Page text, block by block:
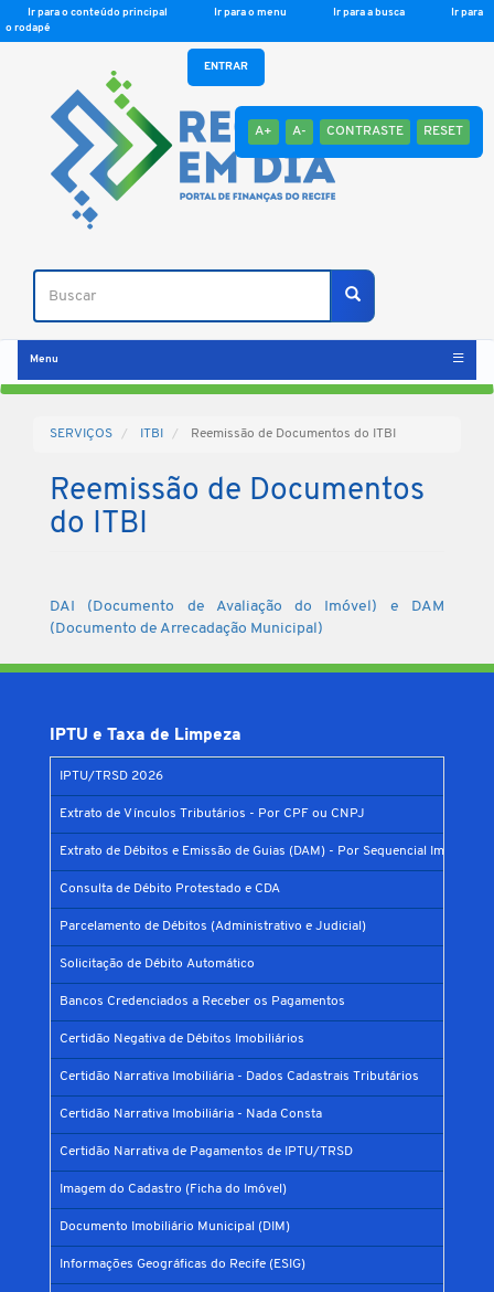
Ir para o conteúdo principal Ir para o menu Ir para a busca
Ir para
o rodapé
A+ A- CONTRASTE RESET
Buscar
Buscar
ENTRAR
Menu
SERVIÇOS ITBI Reemissão de Documentos do ITBI
Reemissão de Documentos
do ITBI
DAI (Documento de Avaliação do Imóvel) e DAM
(Documento de Arrecadação Municipal)
IPTU e Taxa de Limpeza
IPTU/TRSD 2026
Extrato de Vínculos Tributários - Por CPF ou CNPJ
Extrato de Débitos e Emissão de Guias (DAM) - Por Sequencial Imobiliário
Consulta de Débito Protestado e CDA
Parcelamento de Débitos (Administrativo e Judicial)
Solicitação de Débito Automático
Bancos Credenciados a Receber os Pagamentos
Certidão Negativa de Débitos Imobiliários
Certidão Narrativa Imobiliária - Dados Cadastrais Tributários
Certidão Narrativa Imobiliária - Nada Consta
Certidão Narrativa de Pagamentos de IPTU/TRSD
Imagem do Cadastro (Ficha do Imóvel)
Documento Imobiliário Municipal (DIM)
Informações Geográficas do Recife (ESIG)